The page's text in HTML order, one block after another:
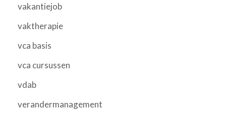
vakantiejob
vaktherapie
vca basis
vca cursussen
vdab
verandermanagement